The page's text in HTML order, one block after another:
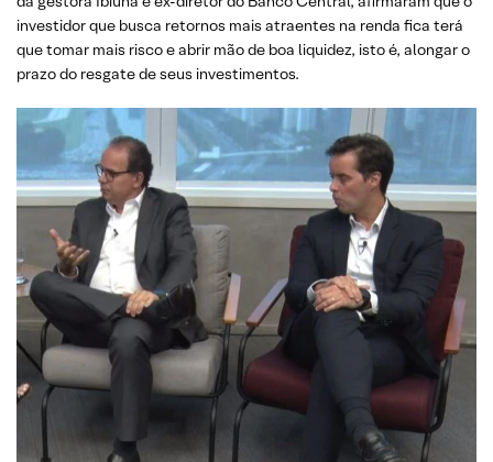
investidor que busca retornos mais atraentes na renda fica terá
que tomar mais risco e abrir mão de boa liquidez, isto é, alongar o
prazo do resgate de seus investimentos.